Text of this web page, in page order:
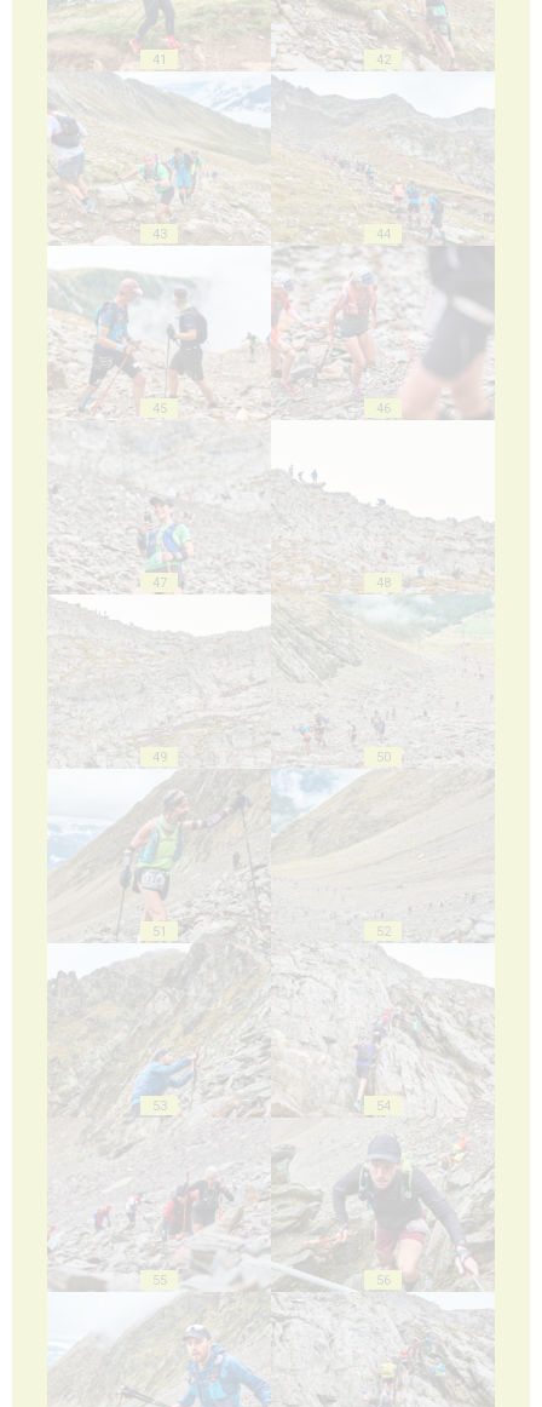
41 42
43 44
45 46
47 48
49 50
51 52
53 54
55 56